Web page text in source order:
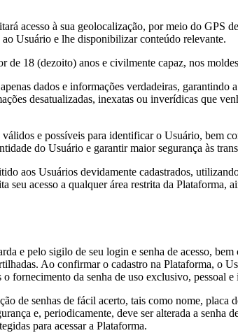
acesso à sua geolocalização, por meio do GPS
Usuário e lhe disponibilizar conteúdo relevante.
de 18 (dezoito) anos e civilmente capaz, nos
dados e informações verdadeiras, garantindo
desatualizadas, inexatas ou inverídicas que
e possíveis para identificar o Usuário, bem
do Usuário e garantir maior segurança às
aos Usuários devidamente cadastrados,
seu acesso a qualquer área restrita da
e pelo sigilo de seu login e senha de acesso,
Ao confirmar o cadastro na Plataforma, o
fornecimento da senha de uso exclusivo, pessoal
de senhas de fácil acerto, tais como nome,
e, periodicamente, deve ser alterada a
para acessar a Plataforma.